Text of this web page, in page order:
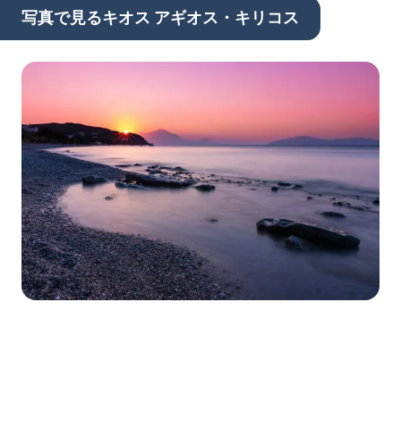
写真で見るキオス アギオス・キリコス